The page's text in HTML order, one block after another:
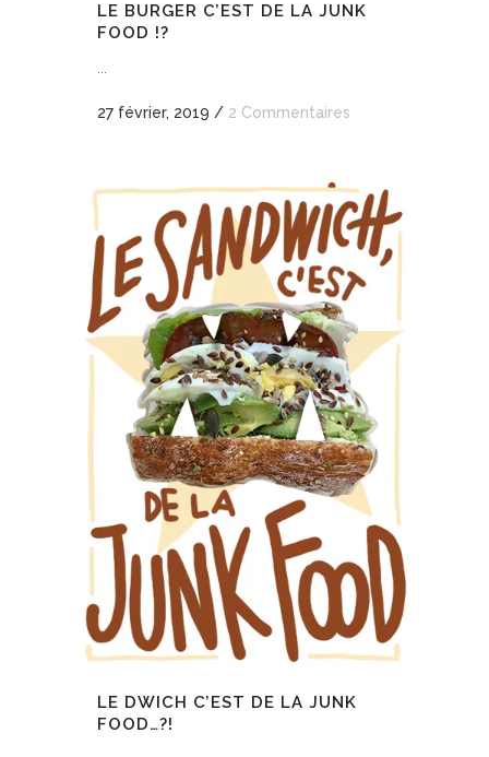
LE BURGER C’EST DE LA JUNK
FOOD !?
...
27 février, 2019 / 2 Commentaires
LE DWICH C’EST DE LA JUNK
FOOD…?!